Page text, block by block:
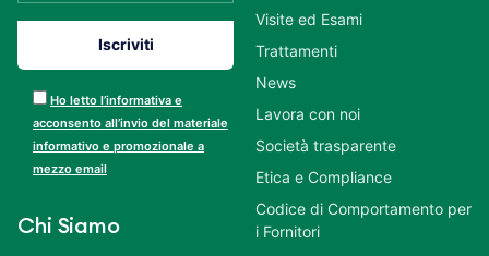
Ho letto l’informativa e
acconsento all’invio del materiale
informativo e promozionale a
mezzo email
Chi Siamo
Visite ed Esami
Trattamenti
News
Lavora con noi
Società trasparente
Etica e Compliance
Codice di Comportamento per
i Fornitori